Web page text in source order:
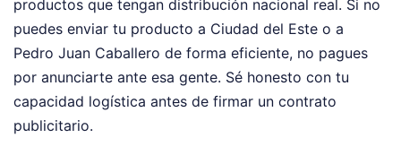
productos que tengan distribución nacional real. Si no
puedes enviar tu producto a Ciudad del Este o a
Pedro Juan Caballero de forma eficiente, no pagues
por anunciarte ante esa gente. Sé honesto con tu
capacidad logística antes de firmar un contrato
publicitario.